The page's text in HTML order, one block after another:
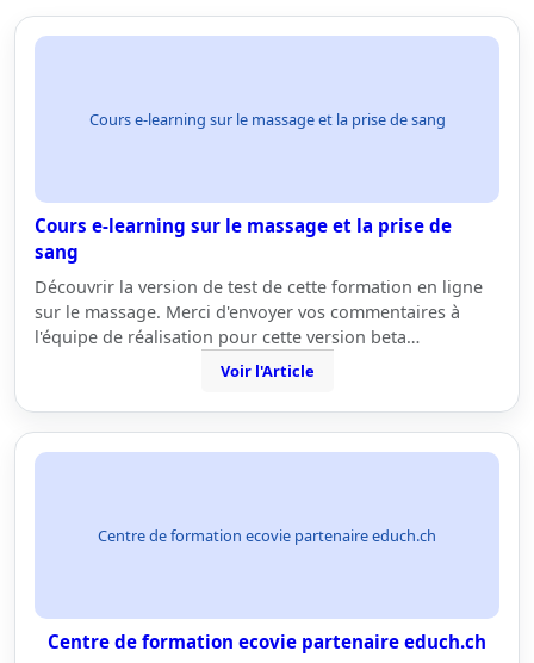
Cours e-learning sur le massage et la prise de sang
Cours e-learning sur le massage et la prise de
sang
Découvrir la version de test de cette formation en ligne
sur le massage. Merci d'envoyer vos commentaires à
l'équipe de réalisation pour cette version beta…
Voir l'Article
Centre de formation ecovie partenaire educh.ch
Centre de formation ecovie partenaire educh.ch